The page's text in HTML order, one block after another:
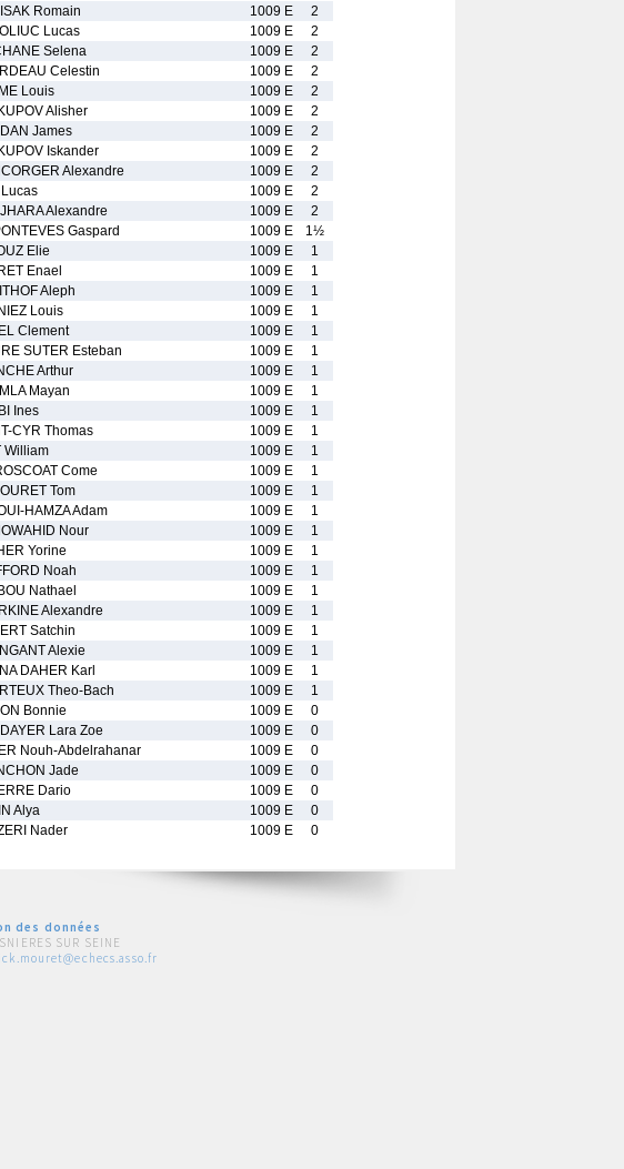
Romain 1009 E
2
Lucas 1009 E
2
Selena 1009 E
2
Celestin 1009 E
2
Louis 1009 E
2
Alisher 1009 E
2
James 1009 E
2
Iskander 1009 E
2
Alexandre 1009 E
2
1009 E
2
Alexandre 1009 E
2
Gaspard 1009 E
1½
Elie 1009 E
1
Enael 1009 E
1
Aleph 1009 E
1
Louis 1009 E
1
Clement 1009 E
1
SUTER Esteban 1009 E
1
Arthur 1009 E
1
Mayan 1009 E
1
Ines 1009 E
1
CYR Thomas 1009 E
1
William 1009 E
1
Come 1009 E
1
Tom 1009 E
1
HAMZA Adam 1009 E
1
Nour 1009 E
1
Yorine 1009 E
1
Noah 1009 E
1
Nathael 1009 E
1
Alexandre 1009 E
1
Satchin 1009 E
1
Alexie 1009 E
1
DAHER Karl 1009 E
1
Theo-Bach 1009 E
1
Bonnie 1009 E
0
Lara Zoe 1009 E
0
Nouh-Abdelrahanar 1009 E
0
Jade 1009 E
0
Dario 1009 E
0
Alya 1009 E
0
Nader 1009 E 0
des données
SUR SEINE